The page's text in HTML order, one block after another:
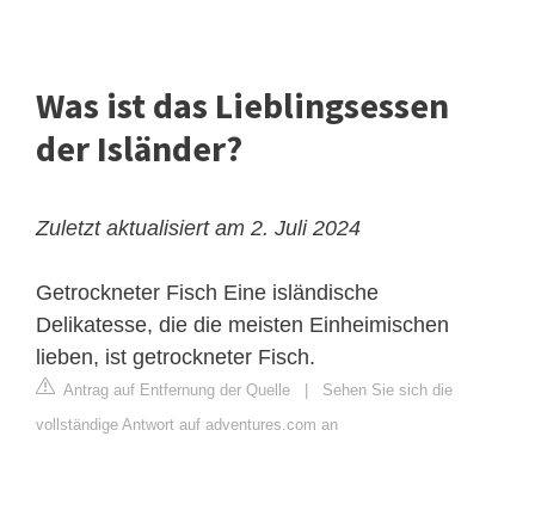
Was ist das Lieblingsessen
der Isländer?
Zuletzt aktualisiert am 2. Juli 2024
Getrockneter Fisch Eine isländische
Delikatesse, die die meisten Einheimischen
lieben, ist getrockneter Fisch.
Antrag auf Entfernung der Quelle
Sehen Sie sich die
vollständige Antwort auf adventures.com an